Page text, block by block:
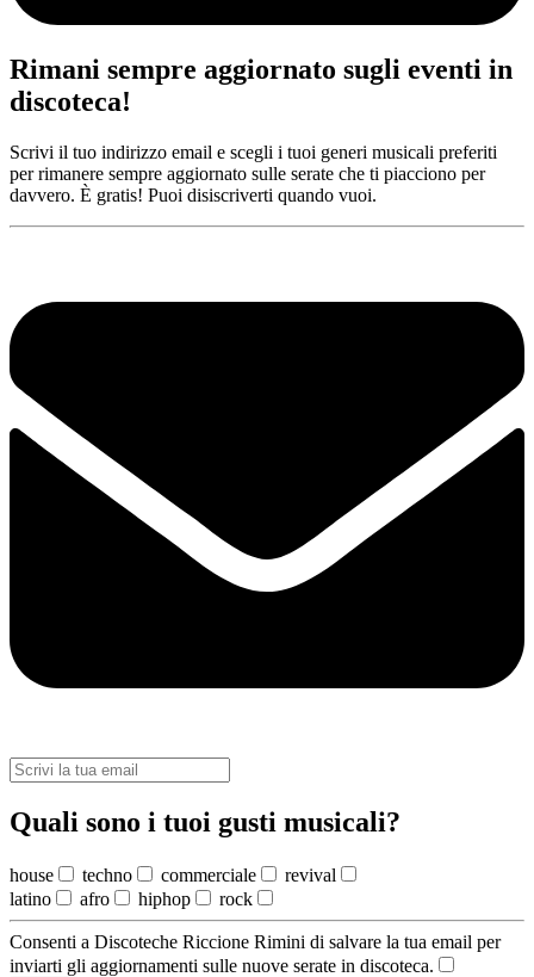
Rimani sempre aggiornato sugli eventi in
discoteca!
Scrivi il tuo indirizzo email e scegli i tuoi generi musicali preferiti
per rimanere sempre aggiornato sulle serate che ti piacciono per
davvero. È gratis! Puoi disiscriverti quando vuoi.
Quali sono i tuoi gusti musicali?
house techno commerciale
revival
latino
afro hiphop rock
Consenti a Discoteche Riccione Rimini di salvare la tua email per
inviarti gli aggiornamenti sulle nuove serate in discoteca.